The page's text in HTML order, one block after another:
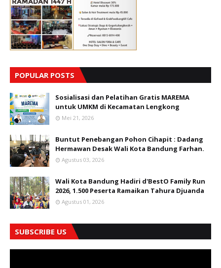
POPULAR POSTS
Sosialisasi dan Pelatihan Gratis MAREMA
untuk UMKM di Kecamatan Lengkong
Mei 21, 2026
Buntut Penebangan Pohon Cihapit : Dadang
Hermawan Desak Wali Kota Bandung Farhan.
Agustus 03, 2026
Wali Kota Bandung Hadiri d'BestO Family Run
2026, 1.500 Peserta Ramaikan Tahura Djuanda
Agustus 01, 2026
SUBSCRIBE US